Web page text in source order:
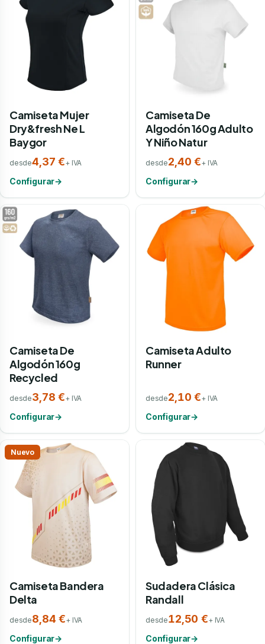
Camiseta Mujer
Dry&fresh Ne L
Baygor
desde4,37 €+ IVA
Configurar→
Camiseta De
Algodón 160g Adulto
Y Niño Natur
desde2,40 €+ IVA
Configurar→
Camiseta De
Algodón 160g
Recycled
desde3,78 €+ IVA
Configurar→
Camiseta Adulto
Runner
desde2,10 €+ IVA
Configurar→
Nuevo
Camiseta Bandera
Delta
desde8,84 €+ IVA
Configurar→
Sudadera Clásica
Randall
desde12,50 €+ IVA
Configurar→